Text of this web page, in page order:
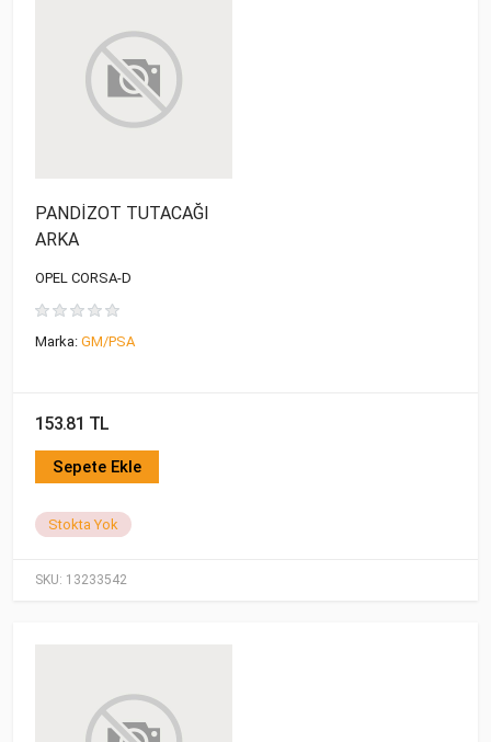
SKU: 13233542
PANDİZOT TUTACAĞI
ARKA
OPEL CORSA-D
Marka: GM/PSA
153.81 TL
Sepete Ekle
Stokta Yok